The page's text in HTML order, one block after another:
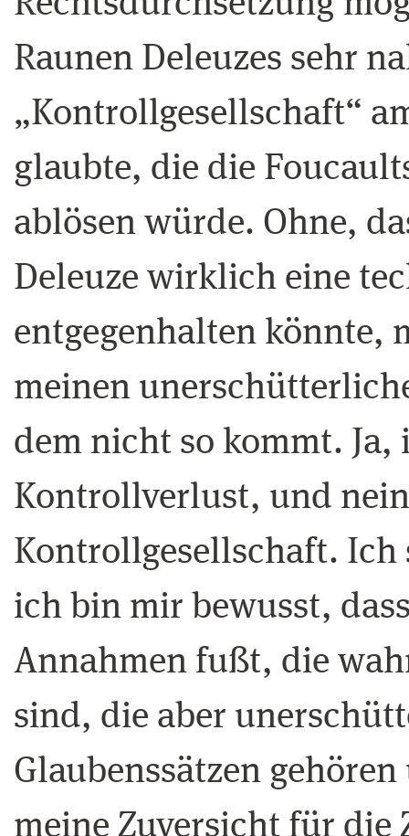
Raunen Deleuzes sehr
„Kontrollgesellschaft“
glaubte, die die
ablösen würde. Ohne,
Deleuze wirklich eine
entgegenhalten könnte,
meinen
dem nicht so kommt. Ja,
Kontrollverlust, und
Kontrollgesellschaft. Ich
ich bin mir bewusst,
Annahmen fußt, die
sind, die aber
Glaubenssätzen
meine Zuversicht für die